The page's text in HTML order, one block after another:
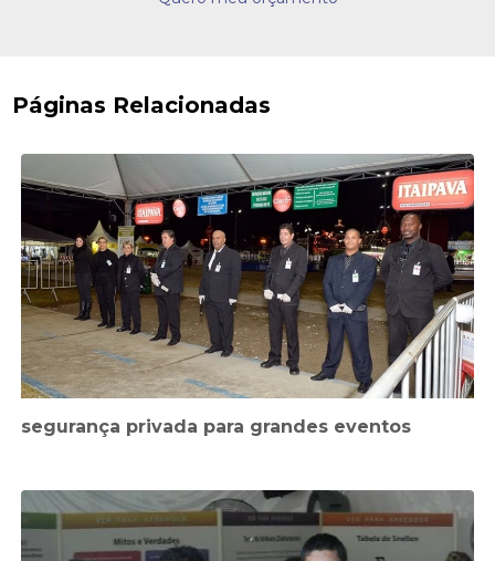
Páginas Relacionadas
segurança privada para grandes eventos